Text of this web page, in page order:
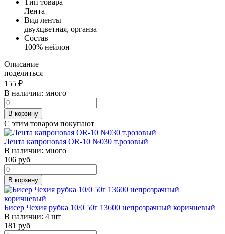
Лента
Вид ленты
двухцветная, органза
Состав
100% нейлон
Описание
поделиться
155 ₽
В наличии: много
В корзину
С этим товаром покупают
Лента капроновая OR-10 №030 т.розовый
В наличии: много
106 руб
В корзину
Бисер Чехия рубка 10/0 50г 13600 непрозрачный коричневый
В наличии: 4 шт
181 руб